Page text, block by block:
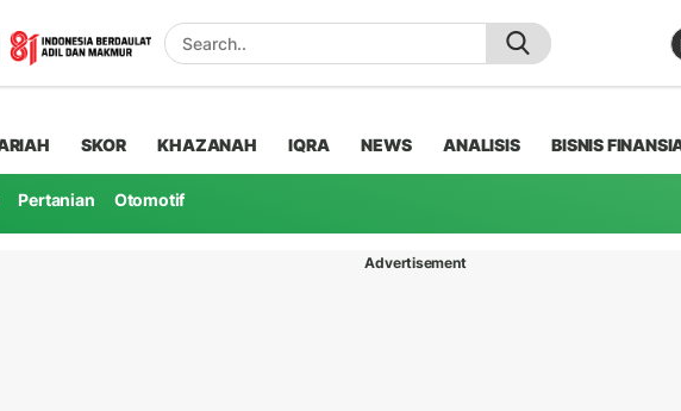
SKOR KHAZANAH IQRA NEWS ANALISIS BISNIS
Pertanian Otomotif
Advertisement